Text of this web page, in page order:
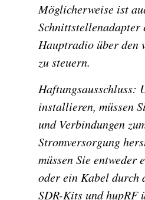
Möglicherweise ist
Schnittstellenadapter
Hauptradio über den
zu steuern.
Haftungsausschluss:
installieren, müssen
und Verbindungen
Stromversorgung
müssen Sie entweder
oder ein Kabel durch
SDR-Kits und hupRF